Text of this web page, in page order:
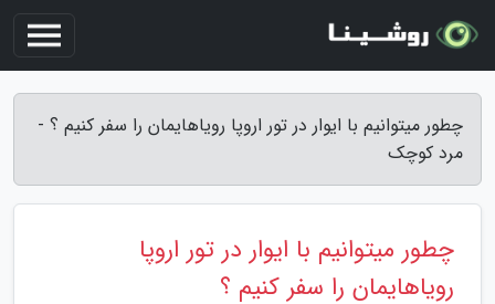
چطور میتوانیم با ایوار در تور اروپا رویاهایمان را سفر کنیم ؟ -
مرد کوچک
چطور میتوانیم با ایوار در تور اروپا
رویاهایمان را سفر کنیم ؟